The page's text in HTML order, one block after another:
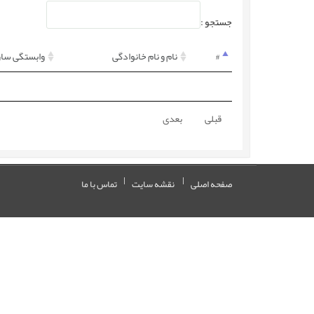
جستجو :
#
نام و نام خانوادگی وابستگی
قبلی بعدی
صفحه اصلی نقشه سایت تماس با ما